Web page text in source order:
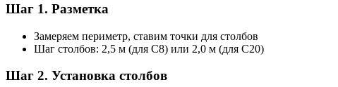
Шаг 1. Разметка
Замеряем периметр, ставим точки для столбов
Шаг столбов: 2,5 м (для С8) или 2,0 м (для С20)
Шаг 2. Установка столбов